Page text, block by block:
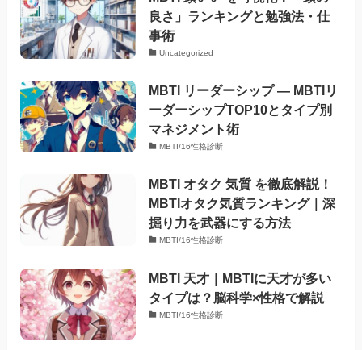
良さ」ランキングと勉強法・仕
事術
Uncategorized
MBTI リーダーシップ — MBTIリ
ーダーシップTOP10とタイプ別
マネジメント術
MBTI/16性格診断
MBTI オタク 気質 を徹底解説！
MBTIオタク気質ランキング｜深
掘り力を武器にする方法
MBTI/16性格診断
MBTI 天才｜MBTIに天才が多い
タイプは？脳科学×性格で解説
MBTI/16性格診断